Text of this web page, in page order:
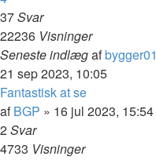
37Svar
22236 Visninger
Seneste indlægafbygger01
21 sep 2023, 10:05
Fantastisk at se
afBGP » 16 jul 2023, 15:54
2Svar
4733 Visninger